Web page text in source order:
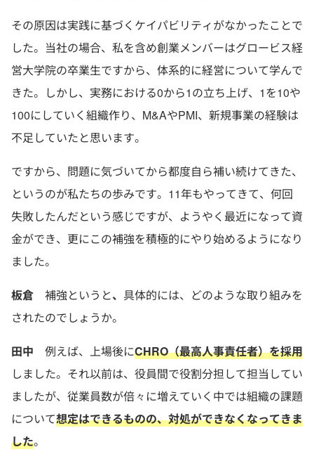
その原因は実践に基づくケイパビリティがなかったことで
した。当社の場合、私を含め創業メンバーはグロービス経
営大学院の卒業生ですから、体系的に経営について学んで
きた。しかし、実務における0から1の立ち上げ、1を10や
100にしていく組織作り、M&AやPMI、新規事業の経験は
不足していたと思います。
ですから、問題に気づいてから都度自ら補い続けてきた、
というのが私たちの歩みです。11年もやってきて、何回
失敗したんだという感じですが、ようやく最近になって資
金ができ、更にこの補強を積極的にやり始めるようになり
ました。
板倉 補強というと、 具体的には、どのような取り組みを
されたのでしょうか。
田中 例えば、上場後にCHRO（最高人事責任者）を採用
しました。それ以前は、役員間で役割分担して担当してい
ましたが、従業員数が倍々に増えていく中では組織の課題
について想定はできるものの、対処ができなくなってきま
した。